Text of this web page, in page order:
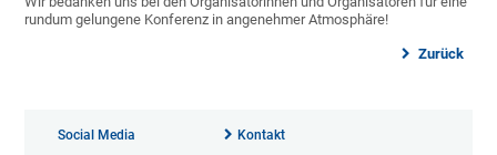
rundum gelungene Konferenz in angenehmer Atmosphäre!
Zurück
Social Media Kontakt